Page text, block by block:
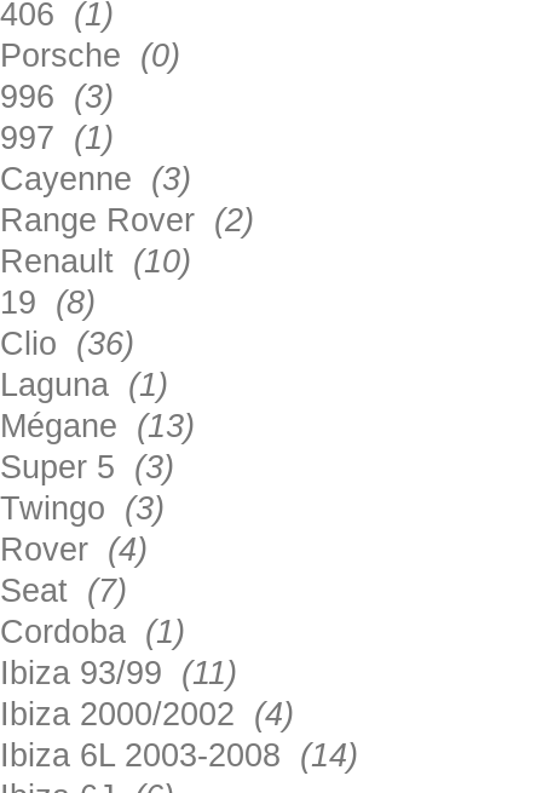
406 (1)
Porsche (0)
996 (3)
997 (1)
Cayenne (3)
Range Rover (2)
Renault (10)
19 (8)
Clio (36)
Laguna (1)
Mégane (13)
Super 5 (3)
Twingo (3)
Rover (4)
Seat (7)
Cordoba (1)
Ibiza 93/99 (11)
Ibiza 2000/2002 (4)
Ibiza 6L 2003-2008 (14)